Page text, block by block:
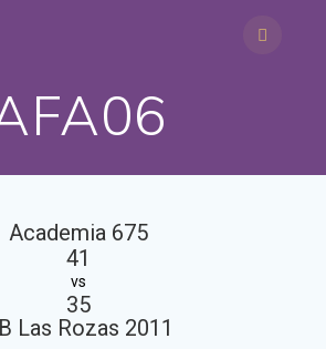
Academia 675
41
vs
35
Las Rozas 2011